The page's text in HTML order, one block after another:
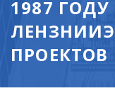
1987
ПРОЕКТОВ